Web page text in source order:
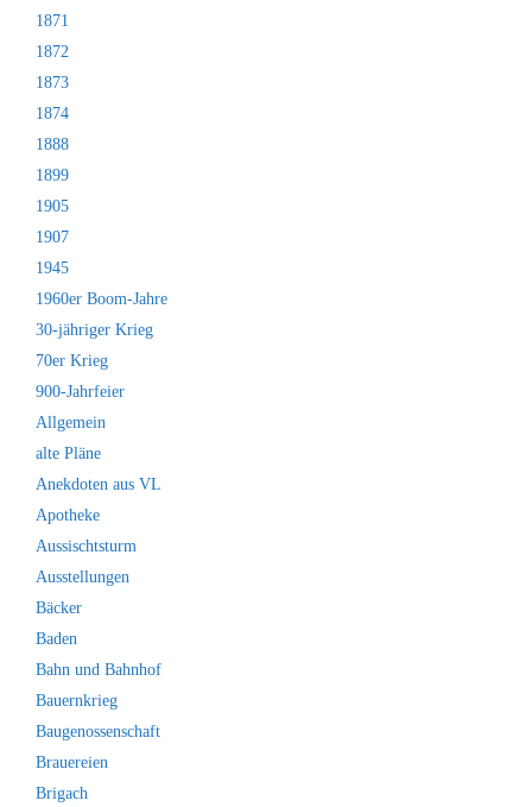
1871
1872
1873
1874
1888
1899
1905
1907
1945
1960er Boom-Jahre
30-jähriger Krieg
70er Krieg
900-Jahrfeier
Allgemein
alte Pläne
Anekdoten aus VL
Apotheke
Aussischtsturm
Ausstellungen
Bäcker
Baden
Bahn und Bahnhof
Bauernkrieg
Baugenossenschaft
Brauereien
Brigach